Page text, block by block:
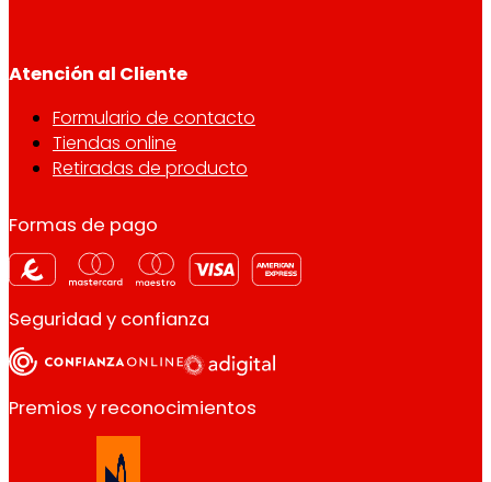
Atención al Cliente
Formulario de contacto
Tiendas online
Retiradas de producto
Formas de pago
Seguridad y confianza
Premios y reconocimientos